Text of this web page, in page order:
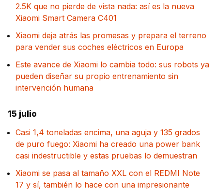
2.5K que no pierde de vista nada: así es la nueva
Xiaomi Smart Camera C401
Xiaomi deja atrás las promesas y prepara el terreno
para vender sus coches eléctricos en Europa
Este avance de Xiaomi lo cambia todo: sus robots ya
pueden diseñar su propio entrenamiento sin
intervención humana
15 julio
Casi 1,4 toneladas encima, una aguja y 135 grados
de puro fuego: Xiaomi ha creado una power bank
casi indestructible y estas pruebas lo demuestran
Xiaomi se pasa al tamaño XXL con el REDMI Note
17 y sí, también lo hace con una impresionante